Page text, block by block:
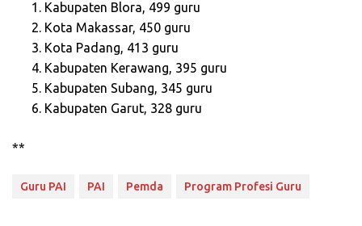
Kabupaten Blora, 499 guru
Kota Makassar, 450 guru
Kota Padang, 413 guru
Kabupaten Kerawang, 395 guru
Kabupaten Subang, 345 guru
Kabupaten Garut, 328 guru
**
Guru PAI PAI Pemda Program Profesi Guru